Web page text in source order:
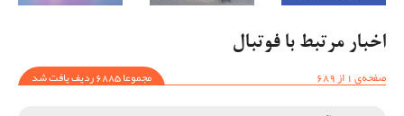
اخبار مرتبط با فوتبال
صفحه‌ی 1 از 689
مجموعا 6885 ردیف یافت شد